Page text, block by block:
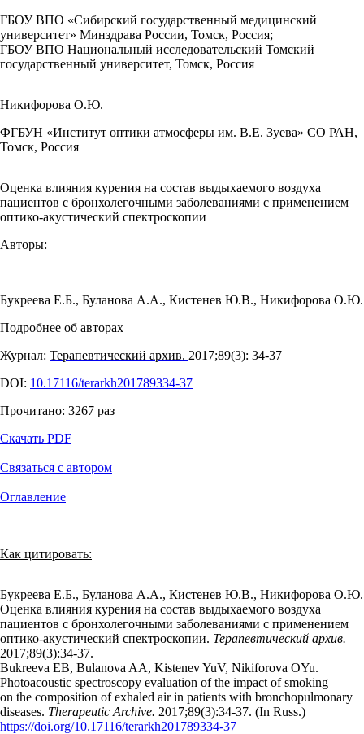
ГБОУ ВПО «Сибирский государственный медицинский
университет» Минздрава России, Томск, Россия;
ГБОУ ВПО Национальный исследовательский Томский
государственный университет, Томск, Россия
Никифорова О.Ю.
ФГБУН «Институт оптики атмосферы им. В.Е. Зуева» СО РАН,
Томск, Россия
Оценка влияния курения на состав выдыхаемого воздуха
пациентов с бронхолегочными заболеваниями с применением
оптико-акустический спектроскопии
Авторы:
Букреева Е.Б., Буланова А.А., Кистенев Ю.В., Никифорова О.Ю.
Подробнее об авторах
Журнал: Терапевтический архив. 2017;89(3): 34‑37
DOI: 10.17116/terarkh201789334-37
Прочитано: 3267 раз
Скачать PDF
Связаться с автором
Оглавление
Как цитировать:
Букреева Е.Б., Буланова А.А., Кистенев Ю.В., Никифорова О.Ю.
Оценка влияния курения на состав выдыхаемого воздуха
пациентов с бронхолегочными заболеваниями с применением
оптико-акустический спектроскопии. Терапевтический архив.
2017;89(3):34‑37.
Bukreeva EB, Bulanova AA, Kistenev YuV, Nikiforova OYu.
Photoacoustic spectroscopy evaluation of the impact of smoking
on the composition of exhaled air in patients with bronchopulmonary
diseases. Therapeutic Archive. 2017;89(3):34‑37. (In Russ.)
https://doi.org/10.17116/terarkh201789334-37